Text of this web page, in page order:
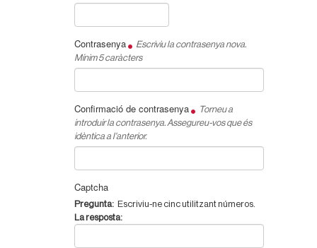
Contrasenya
Escriviu la contrasenya nova.
Mínim 5 caràcters
Confirmació de contrasenya
Torneu a
introduir la contrasenya. Assegureu-vos que és
idèntica a l'anterior.
Captcha
Pregunta: Escriviu-ne cinc utilitzant números.
La resposta: